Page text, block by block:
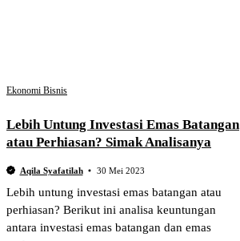
Ekonomi Bisnis
Lebih Untung Investasi Emas Batangan
atau Perhiasan? Simak Analisanya
Aqila Syafatilah 30 Mei 2023
Lebih untung investasi emas batangan atau
perhiasan? Berikut ini analisa keuntungan
antara investasi emas batangan dan emas